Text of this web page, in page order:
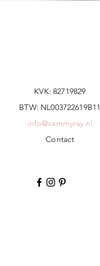
KVK: 82719829
BTW: NL003722619B11
info@sammyray.nl
Contact